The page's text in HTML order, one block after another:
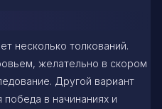
несколько толкований.
желательно в скором
Другой вариант
победа в начинаниях и